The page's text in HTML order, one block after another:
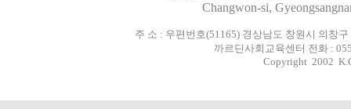
Changwon-si,
주 소 : 우편번호(51165) 경상남도 창원시 의창
까르딘사회교육센터 전화 :
Copyright 2002